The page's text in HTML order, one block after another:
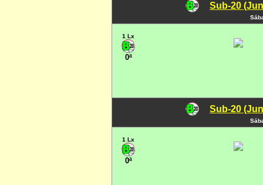
Sub-20
1 Lx
0ª
Sub-20
1 Lx
0ª